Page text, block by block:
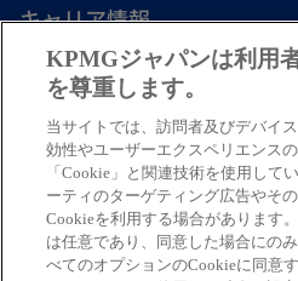
キャリア情報
新
し
い
タ
ブ
で
新
い
タ
ブ
で
免責事項プライバシーポリシーアク
© 2026 KPMG AZSA LLC, a limited
incorporated under the Japanese
a member firm of the KPMG global
firms affiliated with KPMG
KPMGジャパンは利用
を尊重します。
当サイトでは、訪問者及びデバイ
効性やユーザーエクスペリエンス
「Cookie」と関連技術を使用して
ーティのターゲティング広告やそ
Cookieを利用する場合があります
は任意であり、同意した場合にの
べてのオプションのCookieに同意